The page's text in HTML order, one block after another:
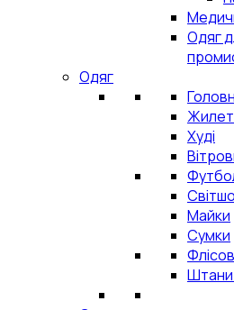
Одяг
Одяг
Худі
Майки
Сумки
Штани